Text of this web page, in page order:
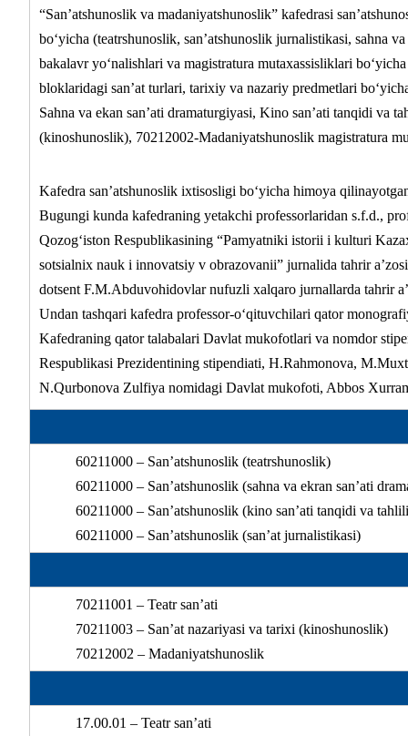
“San’atshunoslik va madaniyatshunoslik” kafedrasi
bo‘yicha (teatrshunoslik, san’atshunoslik jurnalistikasi, sahna
bakalavr yo‘nalishlari va magistratura mutaxassisliklari
bloklaridagi san’at turlari, tarixiy va nazariy predmetlari
Sahna va ekan san’ati dramaturgiyasi, Kino san’ati tanqidi va
(kinoshunoslik), 70212002-Madaniyatshunoslik magistratura
Kafedra san’atshunoslik ixtisosligi bo‘yicha himoya
Bugungi kunda kafedraning yetakchi professorlaridan s.f.d.,
Qozog‘iston Respublikasining “Pamyatniki istorii i kulturi
sotsialnix nauk i innovatsiy v obrazovanii” jurnalida tahrir
dotsent F.M.Abduvohidovlar nufuzli xalqaro jurnallarda tahrir
Undan tashqari kafedra professor-o‘qituvchilari qator
Kafedraning qator talabalari Davlat mukofotlari va nomdor
Respublikasi Prezidentining stipendiati, H.Rahmonova,
N.Qurbonova Zulfiya nomidagi Davlat mukofoti, Abbos
60211000 – San’atshunoslik (teatrshunoslik)
60211000 – San’atshunoslik (sahna va ekran san’ati
60211000 – San’atshunoslik (kino san’ati tanqidi va
60211000 – San’atshunoslik (san’at jurnalistikasi)
70211001 – Teatr san’ati
70211003 – San’at nazariyasi va tarixi (kinoshunoslik)
70212002 – Madaniyatshunoslik
17.00.01 – Теatr san’ati